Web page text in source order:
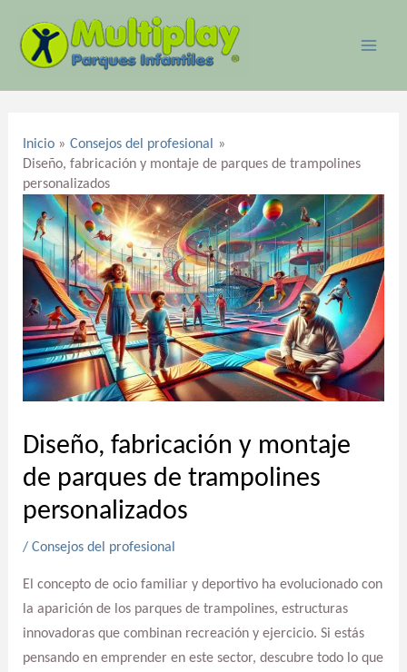
contenido
Inicio
Consejos del profesional
Diseño, fabricación y montaje de parques de trampolines
personalizados
Diseño, fabricación y montaje
de parques de trampolines
personalizados
/ Consejos del profesional
El concepto de ocio familiar y deportivo ha evolucionado con
la aparición de los parques de trampolines, estructuras
innovadoras que combinan recreación y ejercicio. Si estás
pensando en emprender en este sector, descubre todo lo que
entradas